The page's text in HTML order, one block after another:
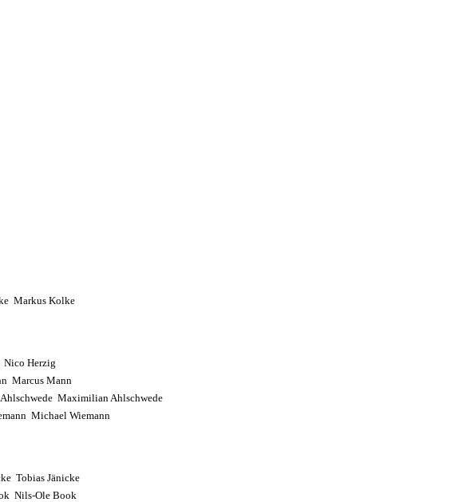
Markus Kolke
Nico Herzig
Marcus Mann
Maximilian Ahlschwede
Michael Wiemann
Tobias Jänicke
Nils-Ole Book